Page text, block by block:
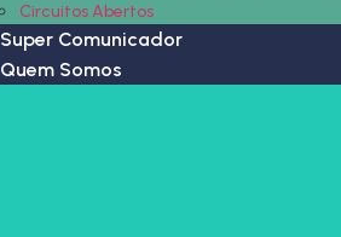
Circuitos Abertos
Super Comunicador
Quem Somos